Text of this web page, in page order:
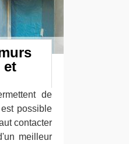
et
de
possible
contacter
meilleur